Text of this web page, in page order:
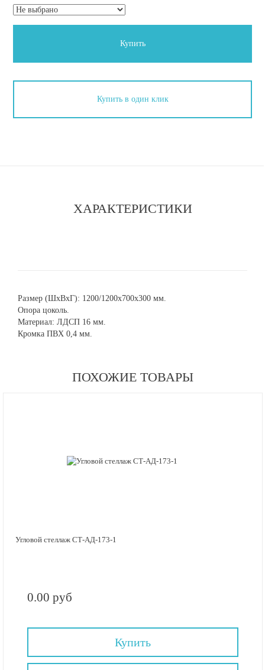
Купить
Купить в один клик
ХАРАКТЕРИСТИКИ
Размер (ШхВхГ): 1200/1200х700х300 мм.
Опора цоколь.
Материал: ЛДСП 16 мм.
Кромка ПВХ 0,4 мм.
ПОХОЖИЕ ТОВАРЫ
Угловой стеллаж СТ-АД-173-1
0.00 руб
Купить